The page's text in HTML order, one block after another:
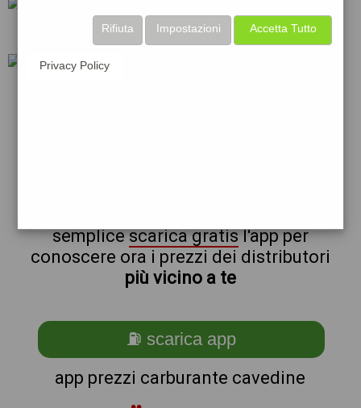
erg shell
semplicescarica gratisl'app per
conoscere ora i prezzi dei distributori
più vicino a te
⛽ scarica app
app prezzi carburante cavedine
Accetta Tutto
Impostazioni
Rifiuta
Privacy Policy